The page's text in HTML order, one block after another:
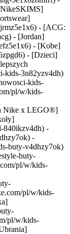
- [ACG:
- [Jordan]
- [Kobe]
- [Dzieci]
kids-3n82yzv4dh)
kids-
pl/w/kids-
Nike x LEGO®]
840ikzv4dh) -
-
buty-v4dhzy7ok)
buty-
pl/w/kids-
pl/w/kids-
pl/w/kids-